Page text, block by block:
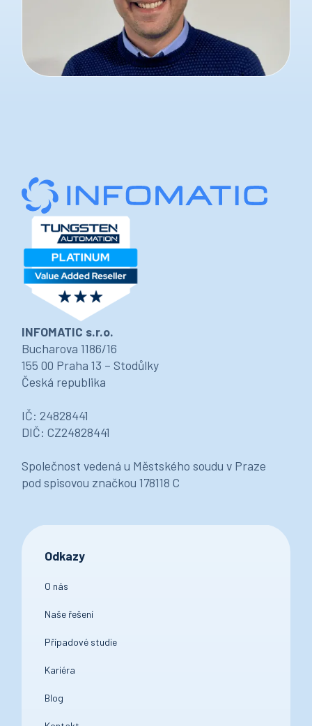
INFOMATIC s.r.o.
Bucharova 1186/16
155 00 Praha 13 – Stodůlky
Česká republika
IČ: 24828441
DIČ: CZ24828441
Společnost vedená u Městského soudu v Praze
pod spisovou značkou 178118 C
Odkazy
O nás
Naše řešení
Případové studie
Kariéra
Blog